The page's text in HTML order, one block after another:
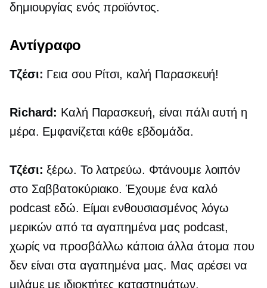
δημιουργίας ενός προϊόντος.
Αντίγραφο
Τζέσι: Γεια σου Ρίτσι, καλή Παρασκευή!
Richard: Καλή Παρασκευή, είναι πάλι αυτή η
μέρα. Εμφανίζεται κάθε εβδομάδα.
Τζέσι: ξέρω. Το λατρεύω. Φτάνουμε λοιπόν
στο Σαββατοκύριακο. Έχουμε ένα καλό
podcast εδώ. Είμαι ενθουσιασμένος λόγω
μερικών από τα αγαπημένα μας podcast,
χωρίς να προσβάλλω κάποια άλλα άτομα που
δεν είναι στα αγαπημένα μας. Μας αρέσει να
μιλάμε με ιδιοκτήτες καταστημάτων,